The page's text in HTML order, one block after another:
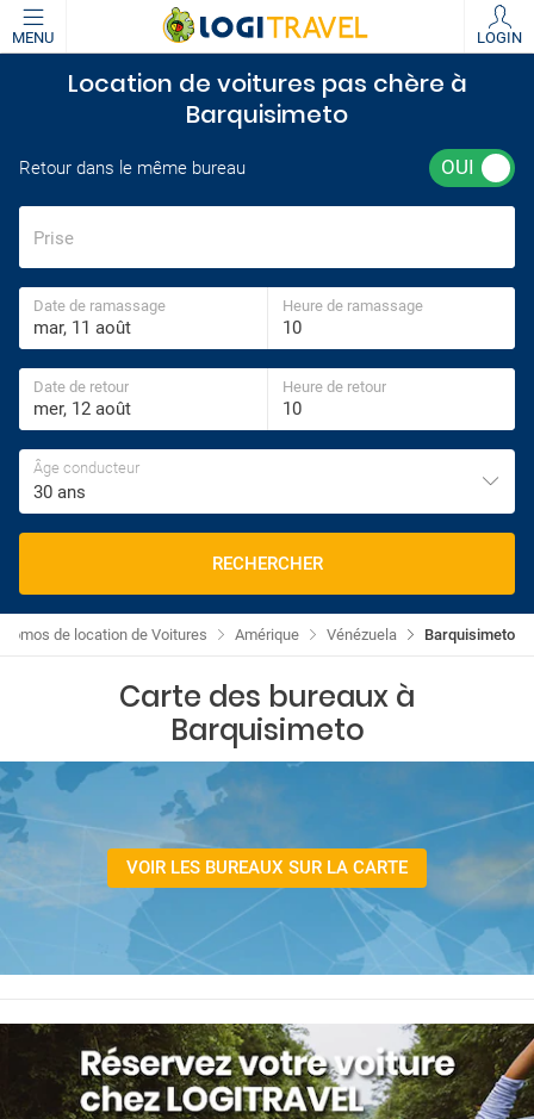
MENU LOGIN
Location de voitures pas chère à
Barquisimeto
Retour dans le même bureau
Prise
Date de ramassage Heure de ramassage
Date de retour Heure de retour
Âge conducteur
30 ans
RECHERCHER
Barquisimeto
Vénézuela
Amérique
de location de Voitures
Carte des bureaux à
Barquisimeto
VOIR LES BUREAUX SUR LA CARTE